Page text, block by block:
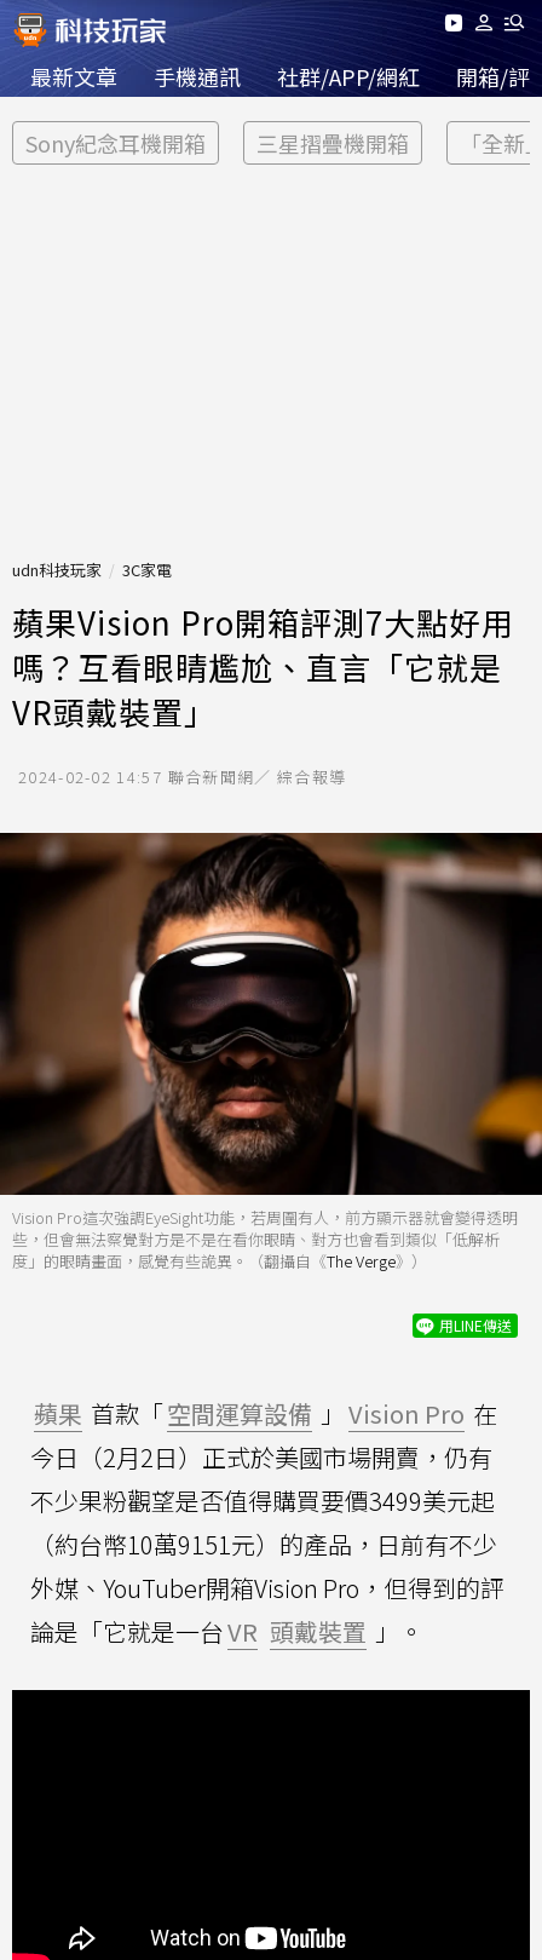
最新文章 手機通訊 社群/APP/網紅 開箱/評
Sony紀念耳機開箱 三星摺疊機開箱 「全新
udn科技玩家 3C家電
蘋果Vision Pro開箱評測7大點好用
嗎？互看眼睛尷尬、直言「它就是
VR頭戴裝置」
2024-02-02 14:57 聯合新聞網／ 綜合報導
Vision Pro這次強調EyeSight功能，若周圍有人，前方顯示器就會變得透明
些，但會無法察覺對方是不是在看你眼睛、對方也會看到類似「低解析
度」的眼睛畫面，感覺有些詭異。（翻攝自《The Verge》）
用LINE傳送
蘋果 首款「空間運算設備 」 Vision Pro 在
今日（2月2日）正式於美國市場開賣，仍有
不少果粉觀望是否值得購買要價3499美元起
（約台幣10萬9151元）的產品，日前有不少
外媒、YouTuber開箱Vision Pro，但得到的評
論是「它就是一台VR 頭戴裝置 」。